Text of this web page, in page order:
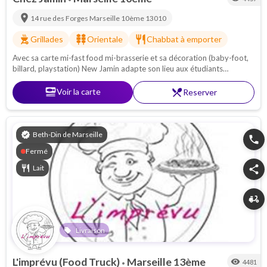
location_on 14 rue des Forges Marseille 10ème 13010
outdoor_grillGrillades kebab_diningOrientale restaurant Chabbat à emporter
Avec sa carte mi-fast food mi-brasserie et sa décoration (baby-foot,
billard, playstation) New Jamin adapte son lieu aux étudiants
marseillais souhaitant déjeuner cacher en passant un bon moment.
set_mealVoir la carte restaurant_menuReserver
verified Beth-Din de Marseille
Fermé
restaurant Lait
local_offer Livraison
phone
share
delivery_dining
L'imprévu (Food Truck) • Marseille 13ème visibility 4481